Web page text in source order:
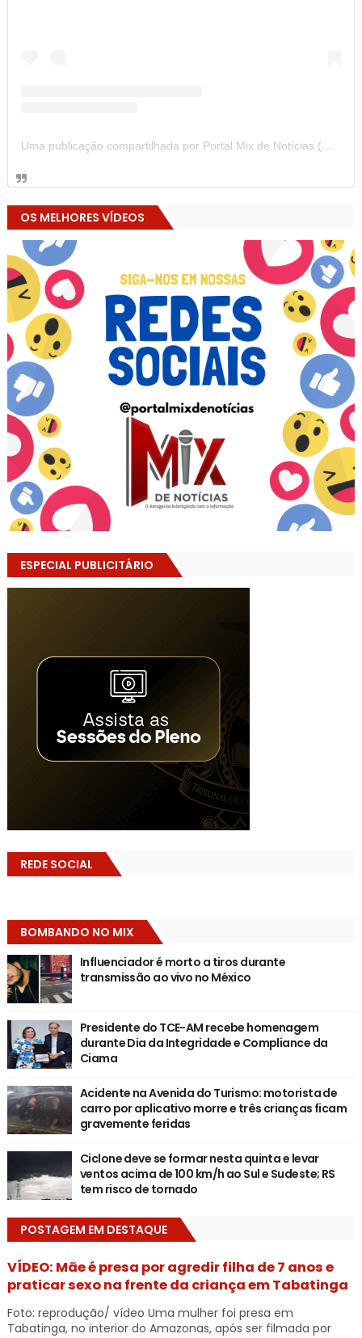
Uma publicação compartilhada por Portal Mix de Notícias (@portalmixdenoticias)
OS MELHORES VÍDEOS
ESPECIAL PUBLICITÁRIO
REDE SOCIAL
BOMBANDO NO MIX
Influenciador é morto a tiros durante
transmissão ao vivo no México
Presidente do TCE-AM recebe homenagem
durante Dia da Integridade e Compliance da
Ciama
Acidente na Avenida do Turismo: motorista de
carro por aplicativo morre e três crianças ficam
gravemente feridas
Ciclone deve se formar nesta quinta e levar
ventos acima de 100 km/h ao Sul e Sudeste; RS
tem risco de tornado
POSTAGEM EM DESTAQUE
VÍDEO: Mãe é presa por agredir filha de 7 anos e
praticar sexo na frente da criança em Tabatinga
Foto: reprodução/ vídeo Uma mulher foi presa em
Tabatinga, no interior do Amazonas, após ser filmada por